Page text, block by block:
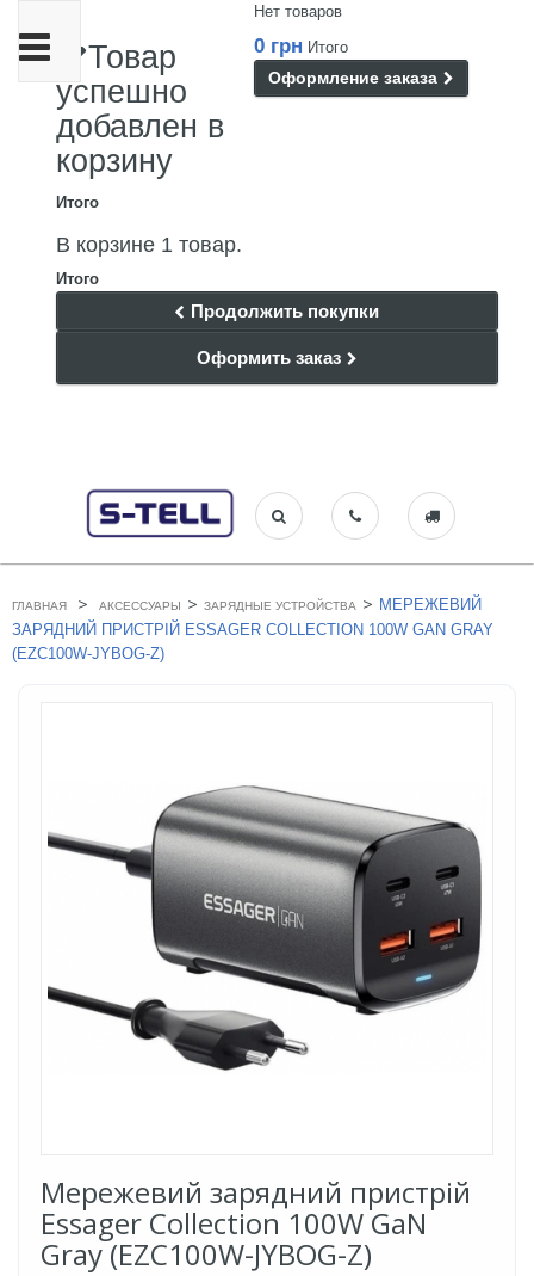
Нет товаров
0 грн Итого
Оформление заказа
Товар
успешно
добавлен в
корзину
Итого
В корзине 1 товар.
Итого
Продолжить покупки
Оформить заказ
Переключить
навигации
ГЛАВНАЯ > АКСЕССУАРЫ > ЗАРЯДНЫЕ УСТРОЙСТВА > МЕРЕЖЕВИЙ
ЗАРЯДНИЙ ПРИСТРІЙ ESSAGER COLLECTION 100W GAN GRAY
(EZC100W-JYBOG-Z)
Мережевий зарядний пристрій
Essager Collection 100W GaN
Gray (EZC100W-JYBOG-Z)